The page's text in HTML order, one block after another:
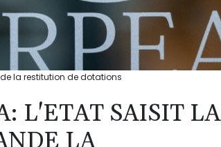
la restitution de dotations
L'ETAT SAISIT LA